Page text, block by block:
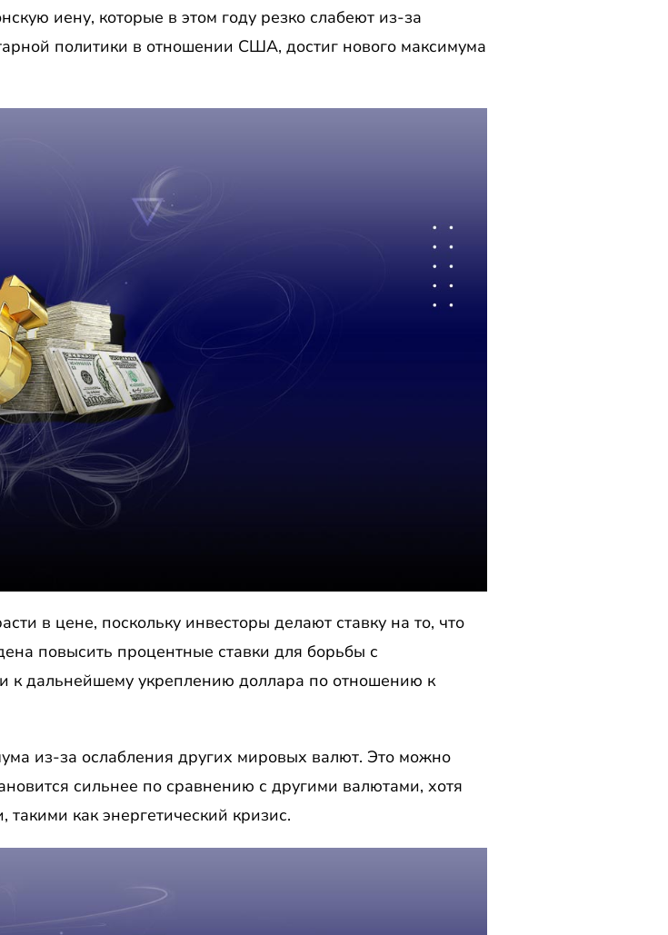
иену, которые в этом году резко слабеют из-за
политики в отношении США, достиг нового максимума
в цене, поскольку инвесторы делают ставку на то, что
повысить процентные ставки для борьбы с
дальнейшему укреплению доллара по отношению к
из-за ослабления других мировых валют. Это можно
сильнее по сравнению с другими валютами, хотя
как энергетический кризис.